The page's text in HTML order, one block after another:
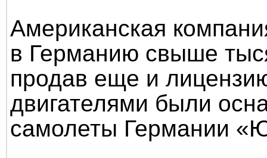
Американская
в Германию свыше
продав еще и
двигателями были
самолеты Германии